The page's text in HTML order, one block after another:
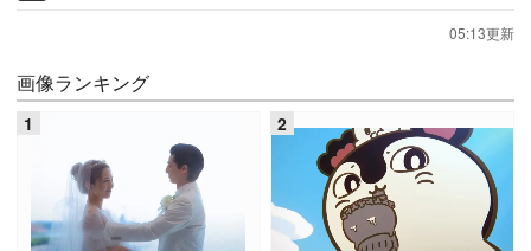
05:13更新
画像ランキング